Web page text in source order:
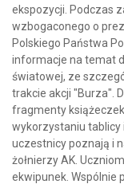
ekspozycji. Podczas
wzbogaconego o
Polskiego Państwa
informacje na temat
światowej, ze
trakcie akcji "Burza".
fragmenty
wykorzystaniu tablicy
uczestnicy poznają i
żołnierzy AK.
ekwipunek. Wspólnie